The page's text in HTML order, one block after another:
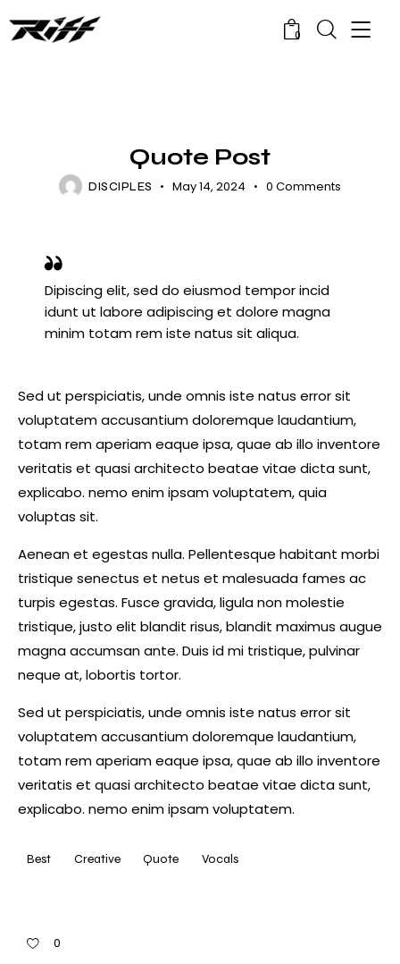
0
Quote Post
DISCIPLES May 14, 2024 0 Comments
Dipiscing elit, sed do eiusmod tempor incid
idunt ut labore adipiscing et dolore magna
minim totam rem iste natus sit aliqua.
Sed ut perspiciatis, unde omnis iste natus error sit
voluptatem accusantium doloremque laudantium,
totam rem aperiam eaque ipsa, quae ab illo inventore
veritatis et quasi architecto beatae vitae dicta sunt,
explicabo. nemo enim ipsam voluptatem, quia
voluptas sit.
Aenean et egestas nulla. Pellentesque habitant morbi
tristique senectus et netus et malesuada fames ac
turpis egestas. Fusce gravida, ligula non molestie
tristique, justo elit blandit risus, blandit maximus augue
magna accumsan ante. Duis id mi tristique, pulvinar
neque at, lobortis tortor.
Sed ut perspiciatis, unde omnis iste natus error sit
voluptatem accusantium doloremque laudantium,
totam rem aperiam eaque ipsa, quae ab illo inventore
veritatis et quasi architecto beatae vitae dicta sunt,
explicabo. nemo enim ipsam voluptatem.
Best Creative Quote Vocals
0